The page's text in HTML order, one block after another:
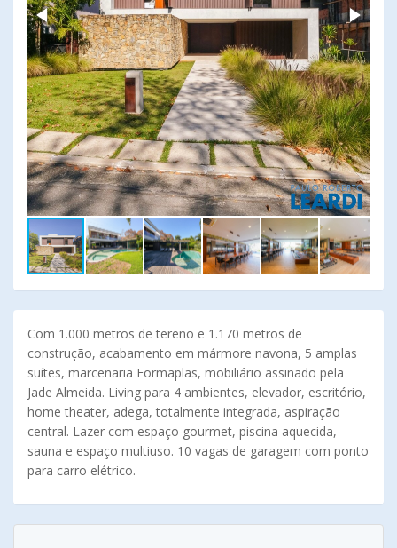
Com 1.000 metros de tereno e 1.170 metros de
construção, acabamento em mármore navona, 5 amplas
suítes, marcenaria Formaplas, mobiliário assinado pela
Jade Almeida. Living para 4 ambientes, elevador, escritório,
home theater, adega, totalmente integrada, aspiração
central. Lazer com espaço gourmet, piscina aquecida,
sauna e espaço multiuso. 10 vagas de garagem com ponto
para carro elétrico.